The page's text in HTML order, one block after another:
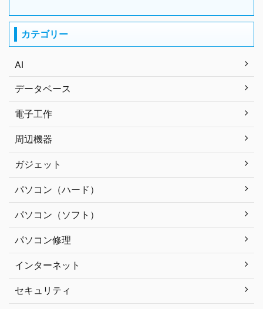
カテゴリー
AI
データベース
電子工作
周辺機器
ガジェット
パソコン（ハード）
パソコン（ソフト）
パソコン修理
インターネット
セキュリティ